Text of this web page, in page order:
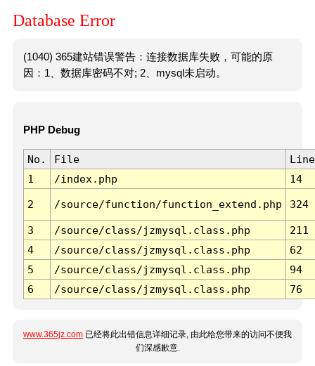
Database Error
(1040) 365建站错误警告：连接数据库失败，可能的原
因：1、数据库密码不对; 2、mysql未启动。
PHP Debug
No. File
Line
1
/index.php 14
2 /source/function/function_extend.php 324
3 /source/class/jzmysql.class.php
211
4
/source/class/jzmysql.class.php
62
5
/source/class/jzmysql.class.php
94
6
/source/class/jzmysql.class.php 76
www.365jz.com 已经将此出错信息详细记录, 由此给您带来的访问不便我
们深感歉意.